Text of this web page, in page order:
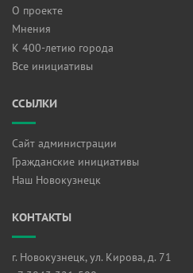
О проекте
Мнения
К 400-летию города
Все инициативы
ССЫЛКИ
Сайт администрации
Гражданские инициативы
Наш Новокузнецк
КОНТАКТЫ
г. Новокузнецк, ул. Кирова, д. 71